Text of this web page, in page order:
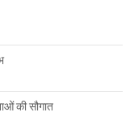
की सौगात